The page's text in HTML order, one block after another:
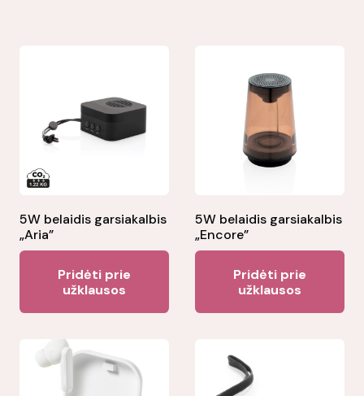
5W belaidis garsiakalbis
„Aria”
Pridėti prie
užklausos
5W belaidis garsiakalbis
„Encore”
Pridėti prie
užklausos